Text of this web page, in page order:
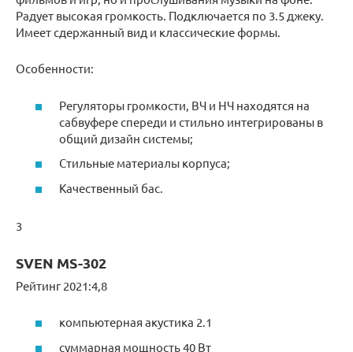
Радует высокая громкость. Подключается по 3.5 джеку.
Имеет сдержанный вид и классические формы.
Особенности:
Регуляторы громкости, ВЧ и НЧ находятся на
сабвуфере спереди и стильно интегрированы в
общий дизайн системы;
Стильные материалы корпуса;
Качественный бас.
3
SVEN MS-302
Рейтинг 2021:4,8
компьютерная акустика 2.1
суммарная мощность 40 Вт